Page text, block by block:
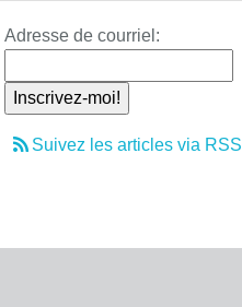
Adresse de courriel:
Suivez les articles via RSS